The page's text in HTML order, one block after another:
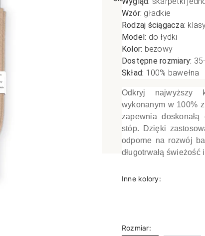
OPAKOWANIA
Antypoślizgowe
Do spania
Rozmiar XL
Wzór: gładkie
Rodzaj ściągacza:
Model: do łydki
Kolor: beżowy
Dostępne rozmiary:
Skład: 100% bawełna
Odkryj najwyższy
wykonanym w 100%
zapewnia
stóp. Dzięki
odporne na rozwój
długotrwałą świeżość
Inne kolory:
Rozmiar: